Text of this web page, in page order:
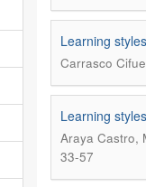
Learning
Carrasco
Learning
Araya Castro,
33-57